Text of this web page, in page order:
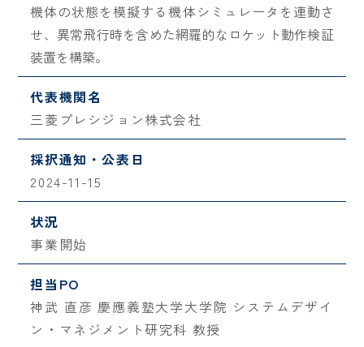
機体の状態を模擬する機体シミュレータを連動さ
せ、異常飛行時を含めた網羅的なロケット動作検証
装置を構築。
代表機関名
三菱プレシジョン株式会社
採択通知・公表日
2024-11-15
状況
事業開始
担当PO
神武 直彦 慶應義塾大学大学院 システムデザイ
ン・マネジメント研究科 教授